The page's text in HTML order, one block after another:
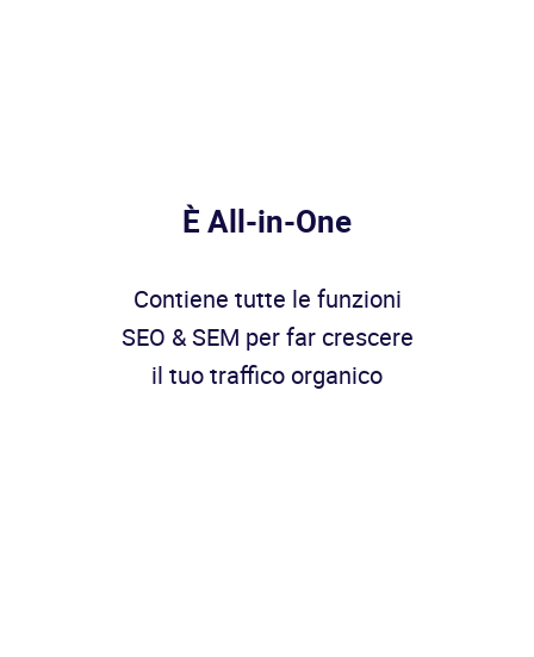
È All-in-One
Contiene tutte le funzioni
SEO & SEM per far crescere
il tuo traffico organico